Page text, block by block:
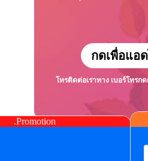
กดเพื่อแอ
โทรติดต่อเราทาง เบอร์โทรกด
.Promotion